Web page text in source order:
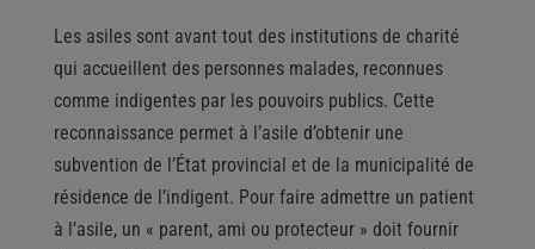
Les asiles sont avant tout des institutions de charité
qui accueillent des personnes malades, reconnues
comme indigentes par les pouvoirs publics. Cette
reconnaissance permet à l’asile d’obtenir une
subvention de l’État provincial et de la municipalité de
résidence de l’indigent. Pour faire admettre un patient
à l’asile, un « parent, ami ou protecteur » doit fournir